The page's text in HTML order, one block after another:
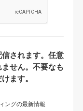
されます。任意
せん。不要なも
ます。
ングの最新情報